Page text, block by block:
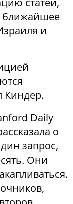
ближайшее
и
Киндер.
Daily
о
запрос,
Они